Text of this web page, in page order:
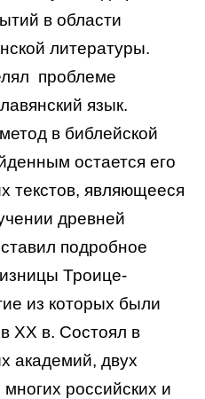
в области
литературы.
проблеме
язык.
в библейской
остается его
текстов, являющееся
древней
подробное
Троице-
из которых были
XX в. Состоял в
академий, двух
российских и